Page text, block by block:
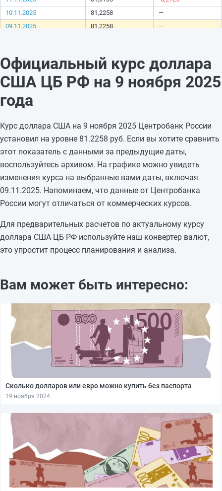
10.11.2025
81,2258
—
09.11.2025
81,2258
—
06.11.2025
81,1885
+0,3023
05.11.2025
80,8862
—
03.11.2025
79,4715
28.10.2025
78,9849
-1,9865
27.10.2025
80,9714
—
Официальный курс доллара
США ЦБ РФ на 9 ноября 2025
года
Курс доллара США на 9 ноября 2025 Центробанк России
установил на уровне 81.2258 руб. Если вы хотите сравнить
этот показатель с данными за предыдущие даты,
воспользуйтесь архивом. На графике можно увидеть
изменения курса на выбранные вами даты, включая
09.11.2025. Напоминаем, что данные от Центробанка
России могут отличаться от коммерческих курсов.
Для предварительных расчетов по актуальному курсу
доллара США ЦБ РФ используйте наш конвертер валют,
это упростит процесс планирования и анализа.
Вам может быть интересно:
Сколько долларов или евро можно купить без паспорта
19 ноября 2024